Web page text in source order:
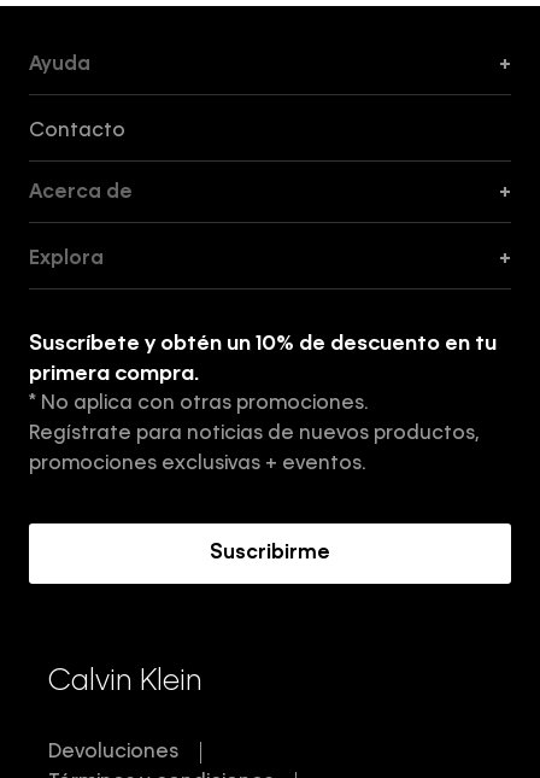
Ayuda +
Contacto
Acerca de +
Tiendas
Aviso de privacidad
Términos y Condiciones
Explora +
Suscríbete y obtén un 10% de descuento en tu
primera compra.
* No aplica con otras promociones.
Regístrate para noticias de nuevos productos,
promociones exclusivas + eventos.
Suscribirme
Calvin Klein
Devoluciones